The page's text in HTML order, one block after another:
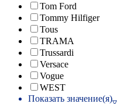
Tom Ford
Tommy Hilfiger
Tous
TRAMA
Trussardi
Versace
Vogue
WEST
Показать значение(я)